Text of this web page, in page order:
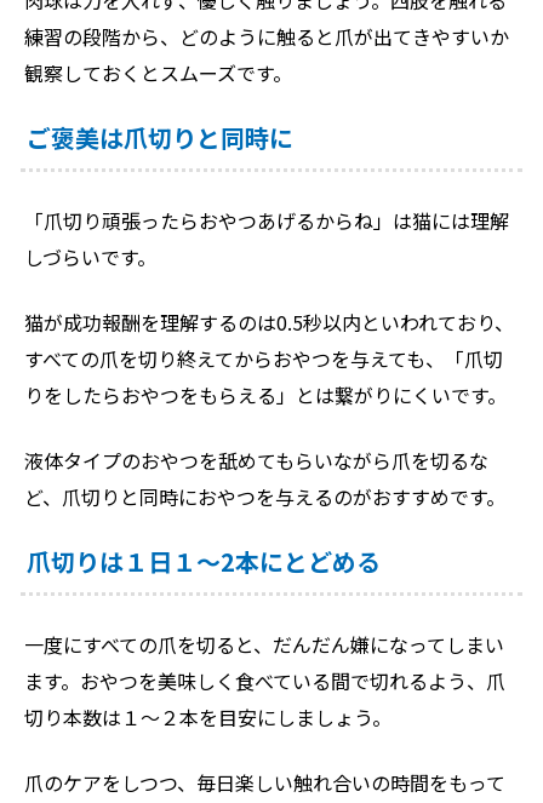
練習の段階から、どのように触ると爪が出てきやすいか
観察しておくとスムーズです。
ご褒美は爪切りと同時に
「爪切り頑張ったらおやつあげるからね」は猫には理解
しづらいです。
猫が成功報酬を理解するのは0.5秒以内といわれており、
すべての爪を切り終えてからおやつを与えても、「爪切
りをしたらおやつをもらえる」とは繋がりにくいです。
液体タイプのおやつを舐めてもらいながら爪を切るな
ど、爪切りと同時におやつを与えるのがおすすめです。
爪切りは１日１～2本にとどめる
一度にすべての爪を切ると、だんだん嫌になってしまい
ます。おやつを美味しく食べている間で切れるよう、爪
切り本数は１～２本を目安にしましょう。
爪のケアをしつつ、毎日楽しい触れ合いの時間をもって